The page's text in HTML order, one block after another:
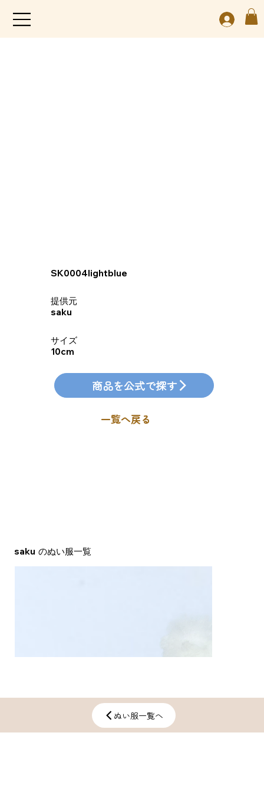
SK0004lightblue
​提供元
saku
​サイズ
10cm
商品を公式で探す
一覧へ戻る
saku ​のぬい服一覧
ぬい服一覧へ